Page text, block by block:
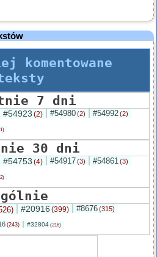
komentowane
7 dni
#54923 (2) #54980(2) #54992(2)
30 dni
#54753 (4) #54917(3) #54861(3)
#20916 (399) #8676(315)
(243) #32804 (216)